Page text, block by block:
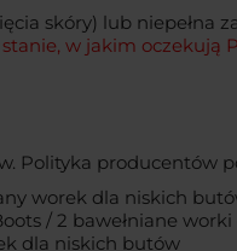
skóry) lub
w jakim oczekują
Polityka producentów
worek dla niskich
/ 2 bawełniane
dla niskich butów